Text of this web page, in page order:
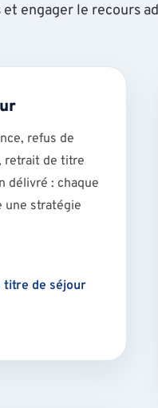
engager le recours
refus de
retrait de titre
délivré : chaque
une stratégie
titre de séjour